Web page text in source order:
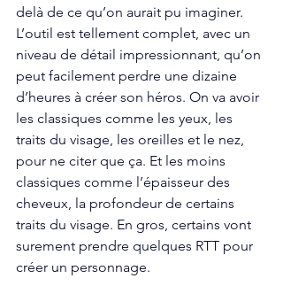
delà de ce qu’on aurait pu imaginer.
L’outil est tellement complet, avec un
niveau de détail impressionnant, qu’on
peut facilement perdre une dizaine
d’heures à créer son héros. On va avoir
les classiques comme les yeux, les
traits du visage, les oreilles et le nez,
pour ne citer que ça. Et les moins
classiques comme l’épaisseur des
cheveux, la profondeur de certains
traits du visage. En gros, certains vont
surement prendre quelques RTT pour
créer un personnage.